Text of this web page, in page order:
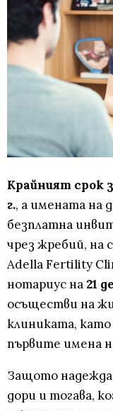
Крайният срок
г., а имената на
безплатна
чрез жребий, на
Adella Fertility
нотариус на 21
осъществи на
клиниката,
първите имена
Защото
дори и тогава,